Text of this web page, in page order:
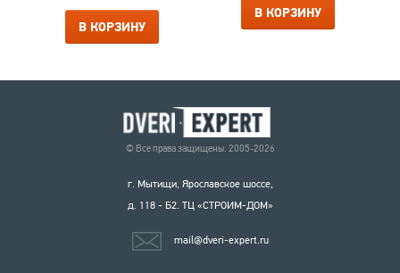
В КОРЗИНУ
В КОРЗИНУ
© Все права защищены. 2005-2026
г. Мытищи, Ярославское шоссе,
д. 118 - Б2. ТЦ «СТРОИМ-ДОМ»
mail@dveri-expert.ru